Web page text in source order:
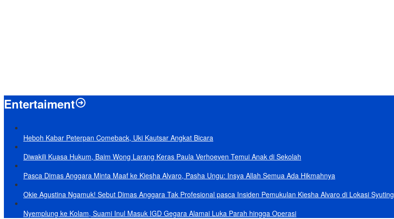
Entertaiment
Heboh Kabar Peterpan Comeback, Uki Kautsar Angkat Bicara
Diwakili Kuasa Hukum, Baim Wong Larang Keras Paula Verhoeven Temui Anak di Sekolah
Pasca Dimas Anggara Minta Maaf ke Kiesha Alvaro, Pasha Ungu: Insya Allah Semua Ada Hikmahnya
Okie Agustina Ngamuk! Sebut Dimas Anggara Tak Profesional pasca Insiden Pemukulan Kiesha Alvaro di Lokasi Syuting
Nyemplung ke Kolam, Suami Inul Masuk IGD Gegara Alamai Luka Parah hingga Operasi